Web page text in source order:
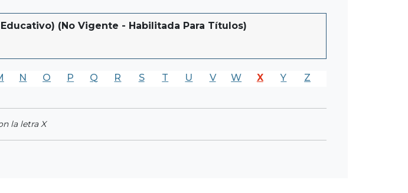
(No Vigente - Habilitada Para Títulos)
N O P Q R S T U V W X Y Z
la letra X